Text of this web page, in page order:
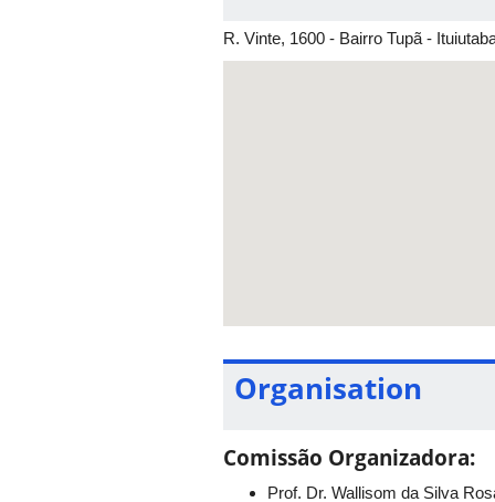
R. Vinte, 1600 - Bairro Tupã -
Organisation
Comissão Organizadora:
Prof. Dr. Wallisom da Silva